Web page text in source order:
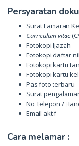
Persyaratan
Surat Lamaran
Curriculum vitae
Fotokopi Ijazah
Fotokopi daftar
Fotokopi kartu
Fotokopi kartu
Pas foto terbaru
Surat
No Telepon /
Email aktif
Cara melamar :